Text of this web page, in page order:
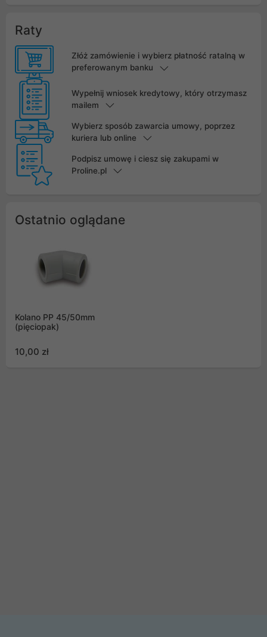
Raty
Złóż zamówienie i wybierz płatność ratalną w
preferowanym banku
Wypełnij wniosek kredytowy, który otrzymasz
mailem
Wybierz sposób zawarcia umowy, poprzez
kuriera lub online
Podpisz umowę i ciesz się zakupami w
Proline.pl
Ostatnio oglądane
Kolano PP 45/50mm
(pięciopak)
10,00 zł